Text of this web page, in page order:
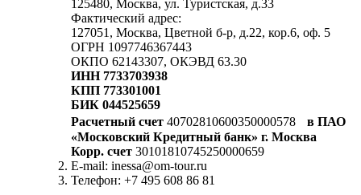
125480, Москва, ул. Туристская, д.33
Фактический адрес:
127051, Москва, Цветной б-р, д.22, кор.6, оф. 5
ОГРН 1097746367443
ОКПО 62143307, ОКЭВД 63.30
ИНН 7733703938
КПП 773301001
БИК 044525659
Расчетный счет 40702810600350000578 в ПАО
«Московский Кредитный банк» г. Москва
Корр. счет 30101810745250000659
E-mail: inessa@om-tour.ru
Телефон: +7 495 608 86 81